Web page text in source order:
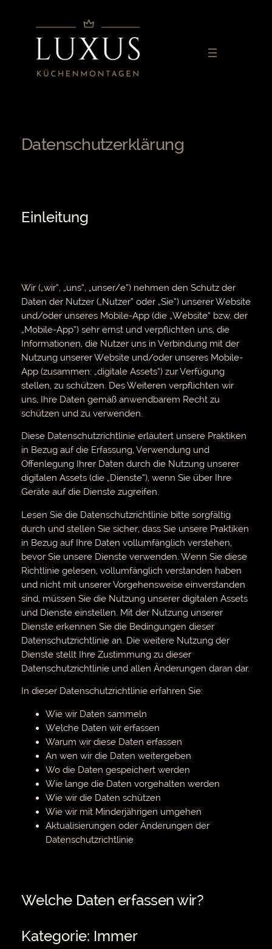
springen
Datenschutzerklärung
Einleitung
Wir („wir“, „uns“, „unser/e“) nehmen den Schutz der
Daten der Nutzer („Nutzer“ oder „Sie“) unserer Website
und/oder unseres Mobile-App (die „Website“ bzw. der
„Mobile-App“) sehr ernst und verpflichten uns, die
Informationen, die Nutzer uns in Verbindung mit der
Nutzung unserer Website und/oder unseres Mobile-
App (zusammen: „digitale Assets“) zur Verfügung
stellen, zu schützen. Des Weiteren verpflichten wir
uns, Ihre Daten gemäß anwendbarem Recht zu
schützen und zu verwenden.
Diese Datenschutzrichtlinie erläutert unsere Praktiken
in Bezug auf die Erfassung, Verwendung und
Offenlegung Ihrer Daten durch die Nutzung unserer
digitalen Assets (die „Dienste“), wenn Sie über Ihre
Geräte auf die Dienste zugreifen.
Lesen Sie die Datenschutzrichtlinie bitte sorgfältig
durch und stellen Sie sicher, dass Sie unsere Praktiken
in Bezug auf Ihre Daten vollumfänglich verstehen,
bevor Sie unsere Dienste verwenden. Wenn Sie diese
Richtlinie gelesen, vollumfänglich verstanden haben
und nicht mit unserer Vorgehensweise einverstanden
sind, müssen Sie die Nutzung unserer digitalen Assets
und Dienste einstellen. Mit der Nutzung unserer
Dienste erkennen Sie die Bedingungen dieser
Datenschutzrichtlinie an. Die weitere Nutzung der
Dienste stellt Ihre Zustimmung zu dieser
Datenschutzrichtlinie und allen Änderungen daran dar.
In dieser Datenschutzrichtlinie erfahren Sie:
Wie wir Daten sammeln
Welche Daten wir erfassen
Warum wir diese Daten erfassen
An wen wir die Daten weitergeben
Wo die Daten gespeichert werden
Wie lange die Daten vorgehalten werden
Wie wir die Daten schützen
Wie wir mit Minderjährigen umgehen
Aktualisierungen oder Änderungen der
Datenschutzrichtlinie
Welche Daten erfassen wir?
Kategorie: Immer